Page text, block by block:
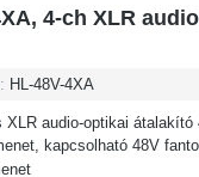
4-ch XLR
HL-48V-4XA
audio-optikai átalakító
kapcsolható 48V